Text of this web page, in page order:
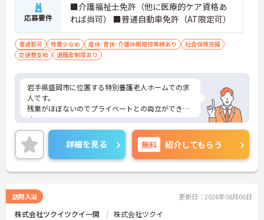
・介護スタッフと看護スタッフの比率が1対1で相談
しやすく、初任者研修や実務者研修からでも着実に
専門性を高められます
＜残業月7時間以下で身体の負担を軽減！＞
・常勤で働くスタッフの比率が90パーセント以上と
高く、急なシフト変更や無理な長時間勤務が発生し
にくい人員体制です
・訪問スケジュールに沿って施設内でのケアを行う
ため、月平均の残業時間は5時間から7時間程度とか
なり少なめに抑えられます
・夜勤明けの翌日は原則としてお休みとなるシフト
長期的な就業が可能です
＜評価制度でキャリアアップ＞
・介護福祉士や初任者研修などの資格や実務経験、
夜勤回数がしっかりと給与に反映されるためモチベ
・年次を問わずリーダーや主任などのマネジメント
職へ昇格する事例も多数あり、腰を据えて長期的な
キャリア形成が可能です
応募要件
■介護福祉士免許（他に医療的ケア資格あ
れば尚可） ■普通自動車免許（AT限定可）
車通勤可 残業少なめ 産休･育休･介護休暇取得実績あり
社会保険完備
交通費支給
退職金制度あり
岩手県盛岡市に位置する特別養護老人ホームでの求
人です。
残業がほぼないのでプライベートとの両立ができま
す。
ご興味のある方はお気軽にお問い合わせ下さい。
詳細を見る 無料 紹介してもらう
訪問入浴 更新日：2026年08月06日
株式会社ツクイツクイ一関 株式会社ツクイ